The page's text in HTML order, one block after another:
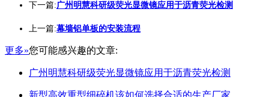
下一篇:广州明慧科研级荧光显微镜应用于沥青荧光检测
上一篇:幕墙铝单板的安装流程
更多»您可能感兴趣的文章:
广州明慧科研级荧光显微镜应用于沥青荧光检测
新型高效重型细碎机该如何选择合适的生产厂家